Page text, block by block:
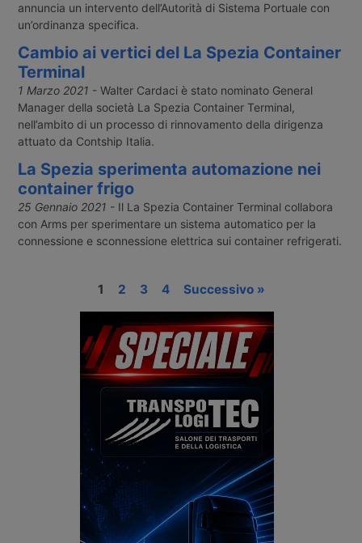
annuncia un intervento dell’Autorità di Sistema Portuale con
un’ordinanza specifica.
Cambio ai vertici del La Spezia Container
Terminal
1 Marzo 2021 - Walter Cardaci è stato nominato General
Manager della società La Spezia Container Terminal,
nell’ambito di un processo di rinnovamento della dirigenza
attuato da Contship Italia.
La Spezia sperimenta automazione nei
container frigo
25 Gennaio 2021 - Il La Spezia Container Terminal collabora
con Arms per sperimentare un sistema automatico per la
connessione e sconnessione elettrica sui container refrigerati.
1 2 3 4 Successivo »